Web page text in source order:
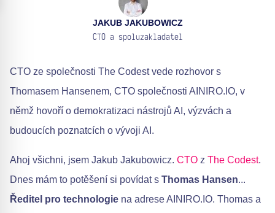
JAKUB JAKUBOWICZ
CTO a spoluzakladatel
CTO ze společnosti The Codest vede rozhovor s
Thomasem Hansenem, CTO společnosti AINIRO.IO, v
němž hovoří o demokratizaci nástrojů AI, výzvách a
budoucích poznatcích o vývoji AI.
Ahoj všichni, jsem Jakub Jakubowicz. CTO z The Codest.
Dnes mám to potěšení si povídat s Thomas Hansen...
Ředitel pro technologie na adrese AINIRO.IO. Thomas a